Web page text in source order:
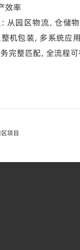
效率
从园区物流、仓储
机包装，多系统应
完整匹配，全流程
项目